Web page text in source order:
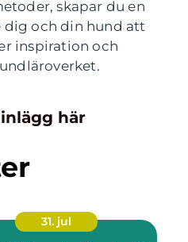
skapar du en
och din hund att
inspiration och
här
31. jul